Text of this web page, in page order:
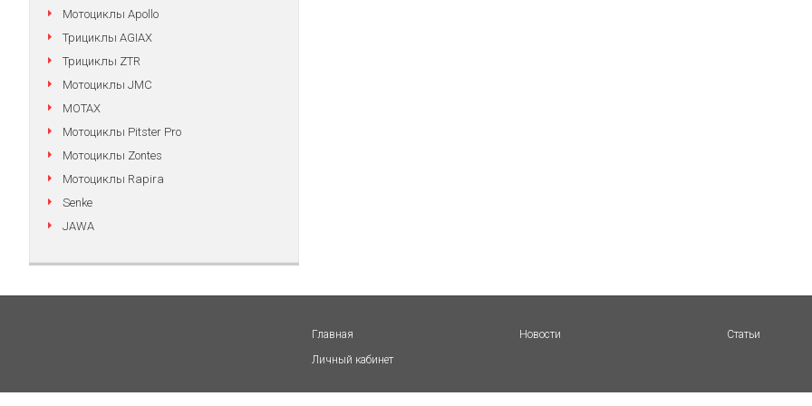
Мотоциклы Apollo
Трициклы AGIAX
Трициклы ZTR
Мотоциклы JMC
MOTAX
Мотоциклы Pitster Pro
Мотоциклы Zontes
Мотоциклы Rapira
Senke
JAWA
Главная Новости
Статьи
Личный кабинет